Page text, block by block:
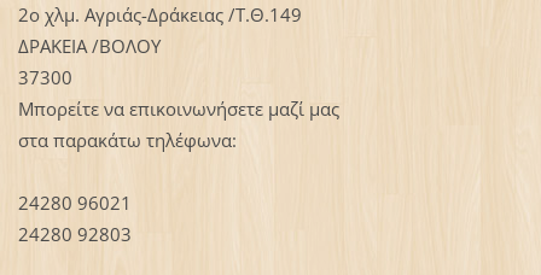
2ο χλμ. Αγριάς-Δράκειας /Τ.Θ.149
ΔΡΑΚΕΙΑ /ΒΟΛΟΥ
37300
Μπορείτε να επικοινωνήσετε μαζί μας
στα παρακάτω τηλέφωνα:
24280 96021
24280 92803